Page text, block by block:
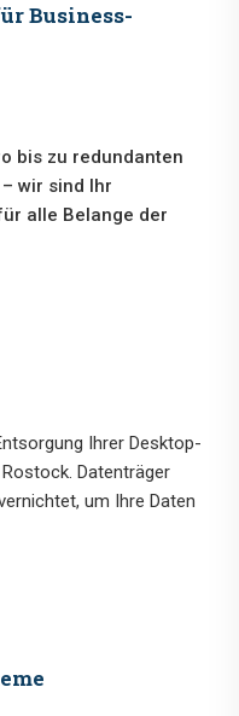
Business-
bis zu redundanten
wir sind Ihr
alle Belange der
Ihrer Desktop-
Datenträger
um Ihre Daten